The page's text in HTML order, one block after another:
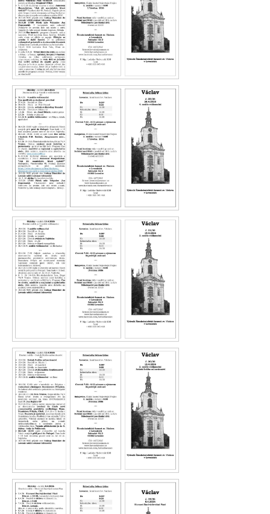
Václav 23.26
Václav 22.26
Václav 21.26
Václav 20.26